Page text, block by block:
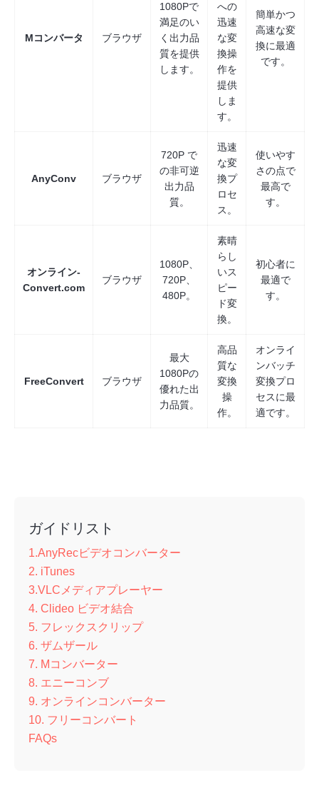
Mコンバータ ブラウザ
1080Pで
満足のい
く出力品
質を提供
します。
への
迅速
な変
換操
作を
提供
しま
す。
簡単かつ
高速な変
換に最適
です。
AnyConv ブラウザ
720P で
の非可逆
出力品
質。
迅速
な変
換プ
ロセ
ス。
使いやす
さの点で
最高で
す。
オンライン-
Convert.com
ブラウザ
1080P、
720P、
480P。
素晴
らし
いス
ピー
ド変
換。
初心者に
最適で
す。
FreeConvert ブラウザ
最大
1080Pの
優れた出
力品質。
高品
質な
変換
操
作。
オンライ
ンバッチ
変換プロ
セスに最
適です。
ガイドリスト
1.AnyRecビデオコンバーター
2. iTunes
3.VLCメディアプレーヤー
4. Clideo ビデオ結合
5. フレックスクリップ
6. ザムザール
7. Mコンバーター
8. エニーコンブ
9. オンラインコンバーター
10. フリーコンバート
FAQs